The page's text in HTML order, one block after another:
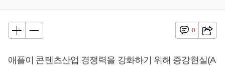
0
애플이 콘텐츠산업 경쟁력을 강화하기 위해 증강현실(A